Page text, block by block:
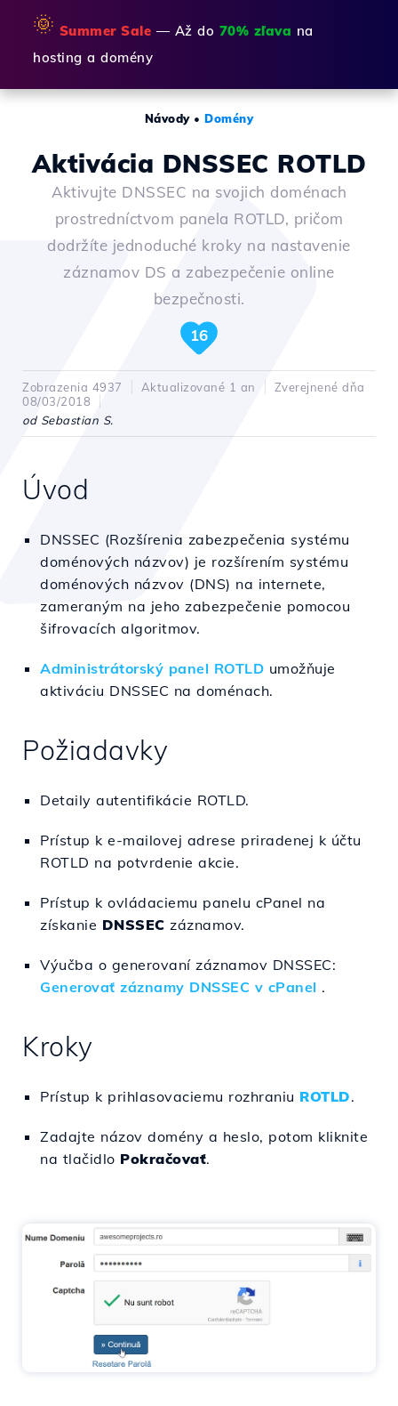
🌞 Summer Sale — Až do 70% zľava na
hosting a domény
Návody•Domény
Aktivácia DNSSEC ROTLD
Aktivujte DNSSEC na svojich doménach
prostredníctvom panela ROTLD, pričom
dodržíte jednoduché kroky na nastavenie
záznamov DS a zabezpečenie online
bezpečnosti.
16
Zobrazenia 4937 Aktualizované 1 an
Zverejnené dňa
08/03/2018
od Sebastian S.
Úvod
DNSSEC (Rozšírenia zabezpečenia systému
doménových názvov) je rozšírením systému
doménových názvov (DNS) na internete,
zameraným na jeho zabezpečenie pomocou
šifrovacích algoritmov.
Administrátorský panel ROTLD umožňuje
aktiváciu DNSSEC na doménach.
Požiadavky
Detaily autentifikácie ROTLD.
Prístup k e-mailovej adrese priradenej k účtu
ROTLD na potvrdenie akcie.
Prístup k ovládaciemu panelu cPanel na
získanie DNSSEC záznamov.
Výučba o generovaní záznamov DNSSEC:
Generovať záznamy DNSSEC v cPanel .
Kroky
Prístup k prihlasovaciemu rozhraniu ROTLD.
Zadajte názov domény a heslo, potom kliknite
na tlačidlo Pokračovať.